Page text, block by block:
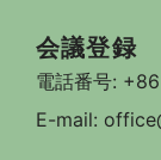
会議登録
電話番号:
E-mail: